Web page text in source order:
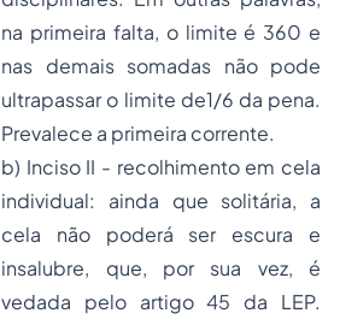
na primeira falta, o limite é 360 e
nas demais somadas não pode
ultrapassar o limite de1/6 da pena.
Prevalece a primeira corrente.
b) Inciso II - recolhimento em cela
individual: ainda que solitária, a
cela não poderá ser escura e
insalubre, que, por sua vez, é
vedada pelo artigo 45 da LEP.